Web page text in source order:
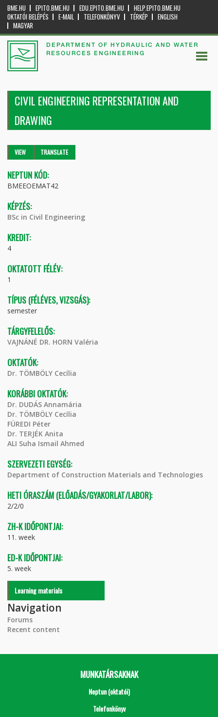
BME.HU EPITO.BME.HU EDU.EPITO.BME.HU
HELP.EPITO.BME.HU
OKTATÓI BELÉPÉS
E-MAIL TELEFONKÖNYV TÉRKÉP
ENGLISH
MAGYAR
DEPARTMENT OF HYDRAULIC AND WATER
RESOURCES ENGINEERING
CIVIL ENGINEERING REPRESENTATION AND
DRAWING
Primary tabs
VIEW (ACTIVETRANSLATE
NEPTUN KÓD:
BMEEOEMAT42
KÉPZÉS:
BSc in Civil Engineering
KREDIT:
4
OKTATOTT FÉLÉV:
1
TÍPUS (FÉLÉVES, VIZSGÁS):
semester
TÁRGYFELELŐS:
VAJNÁNÉ DR. HORN Valéria
OKTATÓK:
Dr. TÖMBÖLY Cecília
KORÁBBI OKTATÓK:
Dr. DUDÁS Annamária
Dr. TÖMBÖLY Cecília
FÜREDI Péter
Dr. TERJÉK Anita
ALI Suha Ismail Ahmed
SZERVEZETI EGYSÉG:
Department of Construction Materials and Technologies
HETI ÓRASZÁM (ELŐADÁS/GYAKORLAT/LABOR):
2/2/0
ZH-K IDŐPONTJAI:
11. week
ED-K IDŐPONTJAI:
5. week
Learning materials
Navigation
Forums
Recent content
MUNKATÁRSAKNAK
Neptun (oktatói)
Telefonkönyv